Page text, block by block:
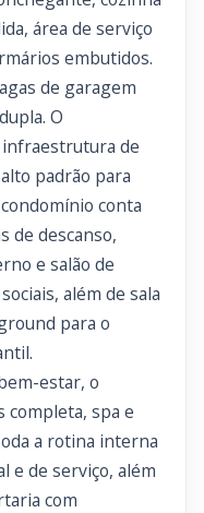
área de serviço
embutidos.
de garagem
O
de
padrão para
conta
de descanso,
e salão de
além de sala
para o
estar, o
completa, spa e
a rotina interna
e de serviço, além
com